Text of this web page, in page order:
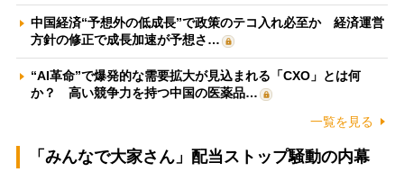
中国経済“予想外の低成長”で政策のテコ入れ必至か 経済運営
方針の修正で成長加速が予想さ…
“AI革命”で爆発的な需要拡大が見込まれる「CXO」とは何
か？ 高い競争力を持つ中国の医薬品…
一覧を見る
「みんなで大家さん」配当ストップ騒動の内幕